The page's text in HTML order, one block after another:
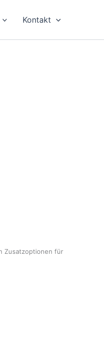
Kontakt
Zusatzoptionen für